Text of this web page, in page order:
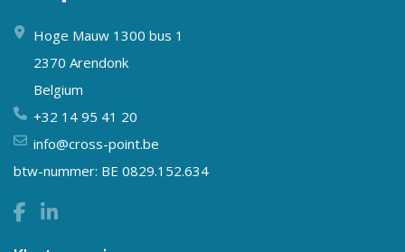
Hoge Mauw 1300 bus 1
2370 Arendonk
Belgium
+32 14 95 41 20
info@cross-point.be
btw-nummer: BE 0829.152.634